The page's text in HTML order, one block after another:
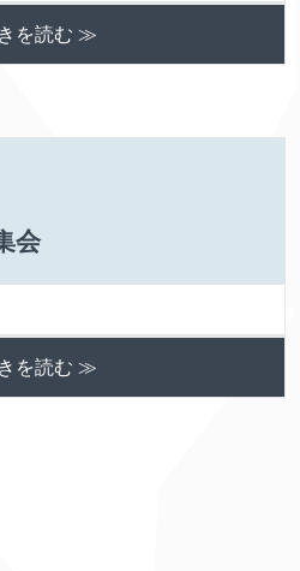
を読む ≫
会
を読む ≫